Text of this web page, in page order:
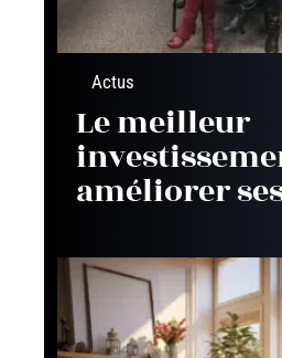
Actus
Le meilleur
améliorer